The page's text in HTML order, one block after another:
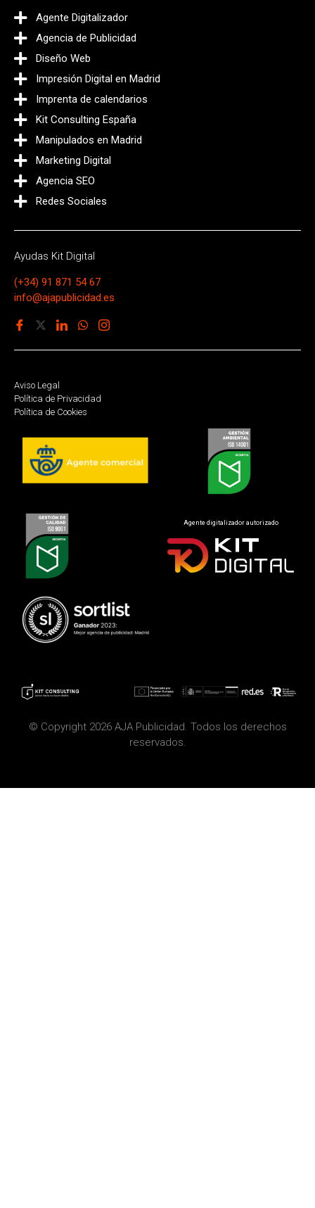
Agente Digitalizador
Agencia de Publicidad
Diseño Web
Impresión Digital en Madrid
Imprenta de calendarios
Kit Consulting España
Manipulados en Madrid
Marketing Digital
Agencia SEO
Redes Sociales
Ayudas Kit Digital
(+34) 91 871 54 67
info@ajapublicidad.es
Aviso Legal
Política de Privacidad
Política de Cookies
Agente digitalizador autorizado
© Copyright 2026 AJA Publicidad. Todos los derechos
reservados.